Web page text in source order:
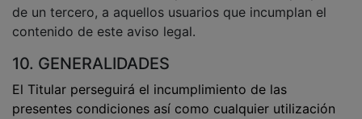
de un tercero, a aquellos usuarios que incumplan el
contenido de este aviso legal.
10. GENERALIDADES
El Titular perseguirá el incumplimiento de las
presentes condiciones así como cualquier utilización